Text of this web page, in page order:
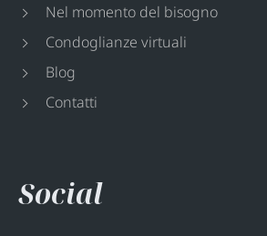
Nel momento del bisogno
Condoglianze virtuali
Blog
Contatti
Social